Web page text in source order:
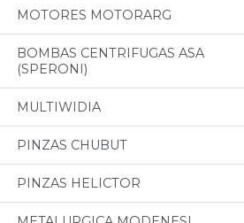
MOTORES MOTORARG
BOMBAS CENTRIFUGAS ASA
(SPERONI)
MULTIWIDIA
PINZAS CHUBUT
PINZAS HELICTOR